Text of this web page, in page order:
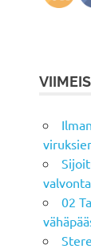
02